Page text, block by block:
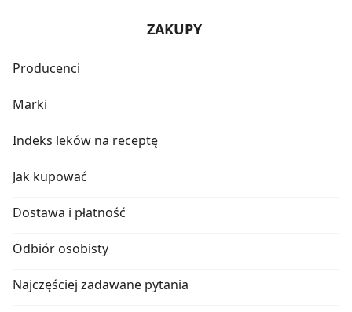
ZAKUPY
Producenci
Marki
Indeks leków na receptę
Jak kupować
Dostawa i płatność
Odbiór osobisty
Najczęściej zadawane pytania